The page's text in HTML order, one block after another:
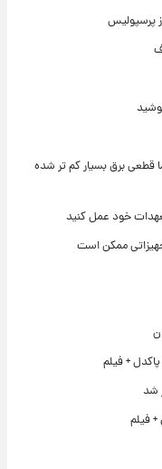
پرسپولیس
قطعی برق بسیار کم تر شده
خود عمل کنید
ممکن است
+ فیلم
شد
فیلم